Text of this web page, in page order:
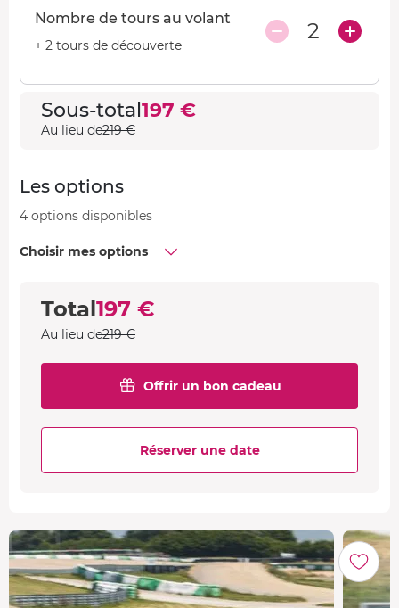
Nombre de tours au volant
+ 2 tours de découverte
2
Sous-total197 €
Au lieu de219 €
Les options
4 options disponibles
Choisir mes options
Total197 €
Au lieu de219 €
Offrir un bon cadeau
Réserver une date